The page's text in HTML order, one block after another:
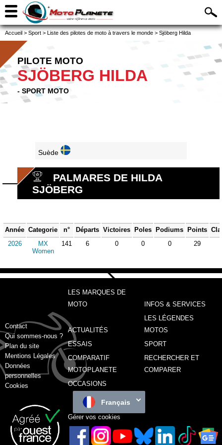
Accueil > Sport > Liste des pilotes de moto à travers le monde > Sjöberg Hilda
PILOTE MOTO
SJÖBERG HILDA
- SPORT MOTO
Suède
PALMARES DE HILDA
SJÖBERG
Année Categorie n° Départs Victoires Poles Podiums Points
2026
MX
Women
141 6 0 0 0 29
Contact
Qui sommes-nous ?
Plan du site
Mentions Légales
Données
personnelles
Cookies
LES MARQUES DE
MOTO
INFOS & SERVICES
ACTUALITÉS
LES LÉGENDES
MOTOS
ESSAIS
SPORT
COMPARATIF
MOTOPLANETE
RECHERCHER ET
COMPARER
OCCASIONS
Français
Gérer vos cookies